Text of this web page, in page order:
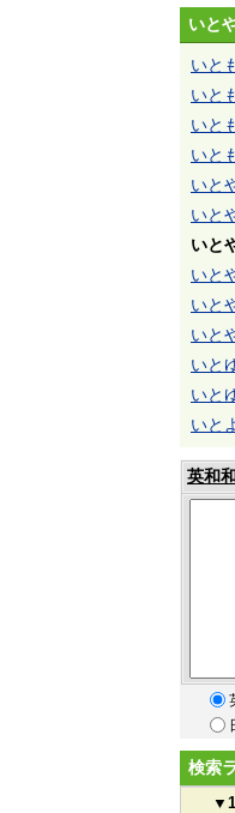
いと
いと
いと
いと
いと
いと
いと
いと
いと
いと
いと
いと
いと
いと
英和
検索
▼